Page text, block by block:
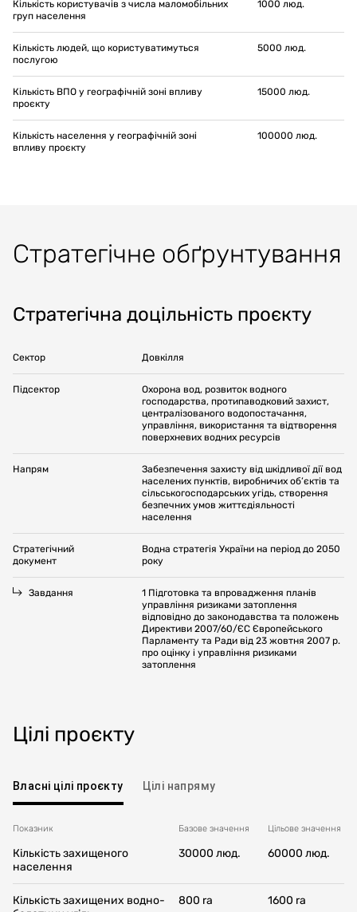
Кількість користувачів з числа маломобільних
груп населення
1000 люд.
Кількість людей, що користуватимуться
послугою
5000 люд.
Кількість ВПО у географічній зоні впливу
проєкту
15000 люд.
Кількість населення у географічній зоні
впливу проєкту
100000 люд.
Стратегічне обґрунтування
Стратегічна доцільність проєкту
Сектор Довкілля
Підсектор
Охорона вод, розвиток водного
господарства, протипаводковий захист,
централізованого водопостачання,
управління, використання та відтворення
поверхневих водних ресурсів
Напрям
Забезпечення захисту від шкідливої дії вод
населених пунктів, виробничих об’єктів та
сільськогосподарських угідь, створення
безпечних умов життєдіяльності
населення
Стратегічний
документ
Водна стратегія України на період до 2050
року
Завдання
1 Підготовка та впровадження планів
управління ризиками затоплення
відповідно до законодавства та положень
Директиви 2007/60/ЄС Європейського
Парламенту та Ради від 23 жовтня 2007 р.
про оцінку і управління ризиками
затоплення
Цілі проєкту
Власні цілі проєкту Цілі напряму
Показник Базове значення Цільовe значення
Кількість захищеного
населення
30000 люд. 60000 люд.
Кількість захищених водно-
800 ra 1600 ra